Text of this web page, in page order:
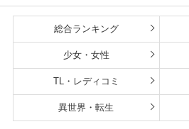
総合ランキング
少女・女性
TL・レディコミ
異世界・転生